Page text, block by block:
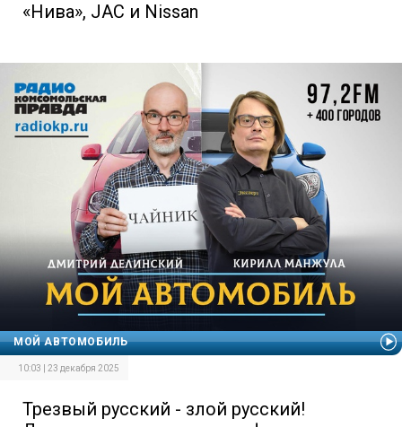
«Нива», JAC и Nissan
МОЙ АВТОМОБИЛЬ
10:03 | 23 декабря 2025
Трезвый русский - злой русский!